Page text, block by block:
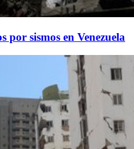
por sismos en Venezuela